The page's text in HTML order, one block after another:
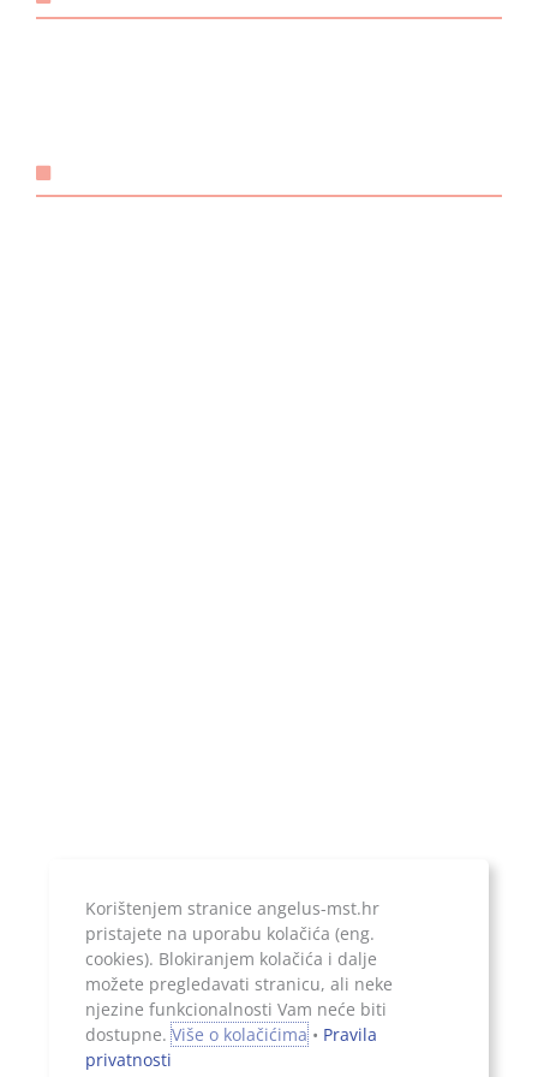
Jer ono što je zapisano, ostaje...
Sva prava pridržana, 2026. Angelus d.o.o.
Korištenjem stranice angelus-mst.hr
pristajete na uporabu kolačića (eng.
cookies). Blokiranjem kolačića i dalje
možete pregledavati stranicu, ali neke
njezine funkcionalnosti Vam neće biti
dostupne.Više o kolačićima• Pravila
privatnosti